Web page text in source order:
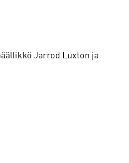
Jarrod Luxton ja